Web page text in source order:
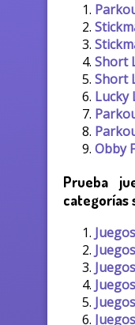
Short
Short
Lucky
Obby
Prueba
categorías